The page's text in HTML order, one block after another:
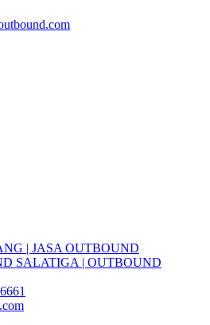
| JASA OUTBOUND SEMARANG
Jawa Tengah